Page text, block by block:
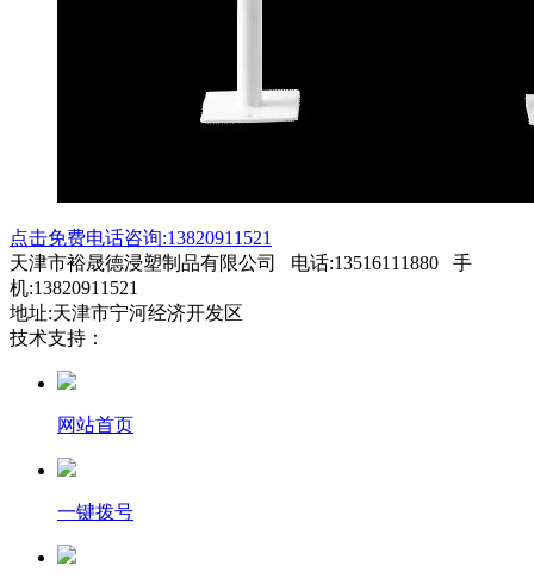
点击免费电话咨询:13820911521
天津市裕晟德浸塑制品有限公司 电话:13516111880 手
机:13820911521
地址:天津市宁河经济开发区
技术支持：
网站首页
一键拨号